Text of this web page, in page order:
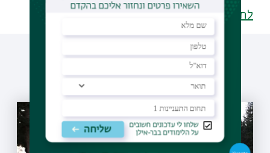
לתוכניות הלימוד בפקולטה למשפטים
עוד כתבות שיעניינו אותך